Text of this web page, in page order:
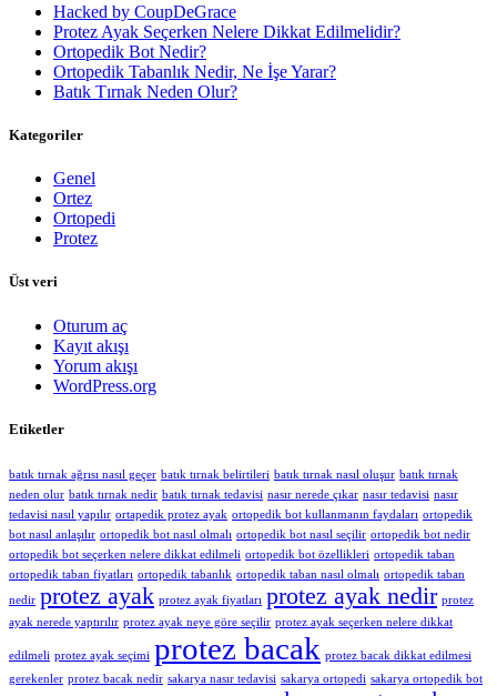
Hacked by CoupDeGrace
Protez Ayak Seçerken Nelere Dikkat Edilmelidir?
Ortopedik Bot Nedir?
Ortopedik Tabanlık Nedir, Ne İşe Yarar?
Batık Tırnak Neden Olur?
Kategoriler
Genel
Ortez
Ortopedi
Protez
Üst veri
Oturum aç
Kayıt akışı
Yorum akışı
WordPress.org
Etiketler
batık tırnak ağrısı nasıl geçer batık tırnak belirtileri batık tırnak nasıl oluşur batık tırnak
neden olur batık tırnak nedir batık tırnak tedavisi nasır nerede çıkar nasır tedavisi nasır
tedavisi nasıl yapılır ortapedik protez ayak ortopedik bot kullanmanın faydaları ortopedik
bot nasıl anlaşılır ortopedik bot nasıl olmalı ortopedik bot nasıl seçilir ortopedik bot nedir
ortopedik bot seçerken nelere dikkat edilmeli ortopedik bot özellikleri ortopedik taban
ortopedik taban fiyatları ortopedik tabanlık ortopedik taban nasıl olmalı ortopedik taban
nedir protez ayak protez ayak fiyatları protez ayak nedir protez
ayak nerede yaptırılır protez ayak neye göre seçilir protez ayak seçerken nelere dikkat
edilmeli protez ayak seçimi protez bacak protez bacak dikkat edilmesi
gerekenler protez bacak nedir sakarya nasır tedavisi sakarya ortopedi sakarya ortopedik bot